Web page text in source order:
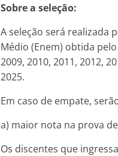
Sobre a seleção:
A seleção será realizada
Médio (Enem) obtida
2009, 2010, 2011, 2012,
2025.
Em caso de empate,
a) maior nota na prova
Os discentes que